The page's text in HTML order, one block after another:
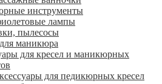
инструменты
лампы
пылесосы
маникюра
для кресел и маникюрных
для педикюрных кресел